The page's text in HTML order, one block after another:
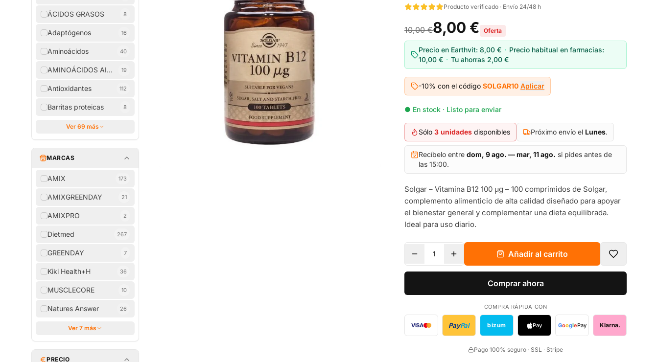
ÁCIDOS GRASOS 8
Adaptógenos 16
Aminoácidos 40
AMINOÁCIDOS AISLADOS
19
Antioxidantes 112
Barritas proteicas 8
Ver 69 más
MARCAS
AMIX 173
AMIXGREENDAY 21
AMIXPRO 2
Dietmed 267
GREENDAY 7
Kiki Health+H 36
MUSCLECORE 10
Natures Answer 26
Ver 7 más
PRECIO
Producto verificado · Envío 24/48 h
10,00 €8,00 € Oferta
Precio en Earthvit: 8,00 € · Precio habitual en farmacias:
10,00 € · Tu ahorras 2,00 €
-10% con el código SOLGAR10 Aplicar
● En stock · Listo para enviar
Sólo 3 unidades disponibles Próximo envío el Lunes.
Recíbelo entre dom, 9 ago. — mar, 11 ago. si pides antes de
las 15:00.
Solgar – Vitamina B12 100 μg – 100 comprimidos de Solgar,
complemento alimenticio de alta calidad diseñado para apoyar
el bienestar general y complementar una dieta equilibrada.
Ideal para uso diario.
1 Añadir al carrito
Comprar ahora
COMPRA RÁPIDA CON
VISA PayPal bizum Pay GooglePay Klarna.
Pago 100% seguro · SSL · Stripe